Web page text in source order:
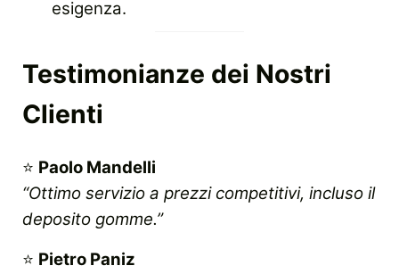
esigenza.
Testimonianze dei Nostri
Clienti
⭐ Paolo Mandelli
“Ottimo servizio a prezzi competitivi, incluso il
deposito gomme.”
⭐ Pietro Paniz